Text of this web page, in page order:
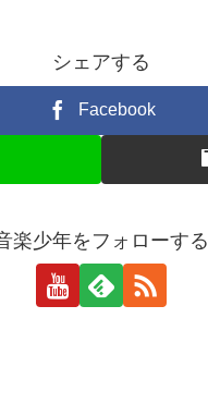
シェアする
Facebook
楽少年をフォローする